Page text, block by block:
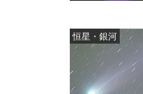
恒星・銀河